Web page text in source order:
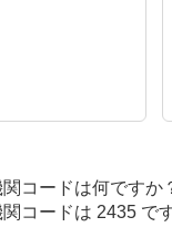
コードは何ですか
コードは 2435 です